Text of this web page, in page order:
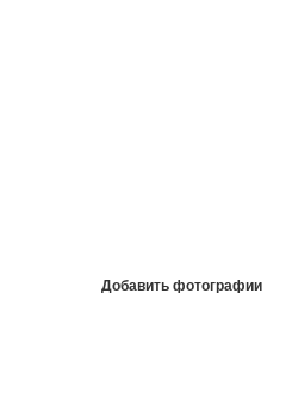
Добавить фотографии